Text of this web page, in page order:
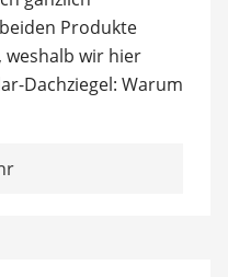
Produkte
wir hier
Dachziegel: Warum